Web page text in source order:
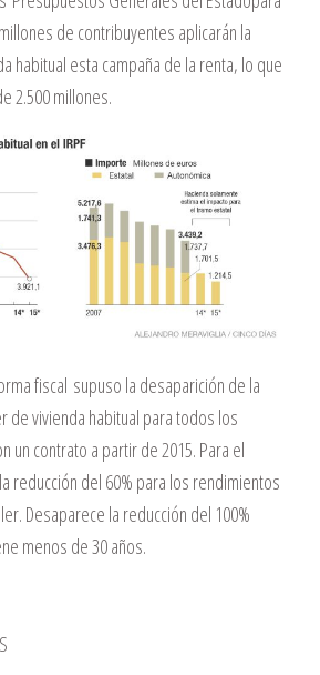
de contribuyentes aplicarán la
habitual esta campaña de la renta, lo que
2.500 millones.
fiscal supuso la desaparición de la
de vivienda habitual para todos los
un contrato a partir de 2015. Para el
reducción del 60% para los rendimientos
Desaparece la reducción del 100%
menos de 30 años.